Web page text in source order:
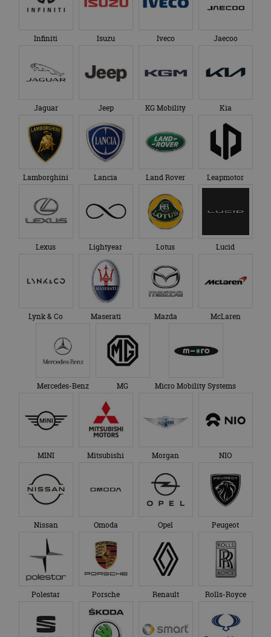
Infiniti Isuzu Iveco Jaecoo
Jaguar Jeep KG Mobility Kia
Lamborghini Lancia Land Rover Leapmotor
Lexus Lightyear Lotus Lucid
Lynk & Co Maserati Mazda McLaren
Mercedes-Benz MG Micro Mobility Systems
MINI Mitsubishi Morgan NIO
Nissan Omoda Opel Peugeot
Polestar Porsche Renault Rolls-Royce